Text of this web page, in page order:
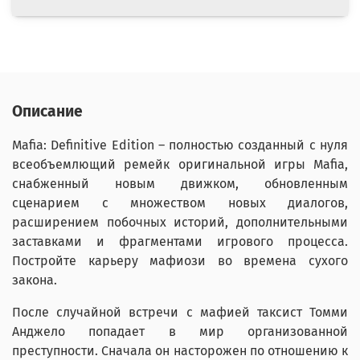
Описание
Mafia: Definitive Edition – полностью созданный с нуля
всеобъемлющий ремейк оригинальной игры Mafia,
снабженный новым движком, обновленным
сценарием с множеством новых диалогов,
расширением побочных историй, дополнительными
заставками и фрагментами игрового процесса.
Постройте карьеру мафиози во времена сухого
закона.
После случайной встречи с мафией таксист Томми
Анджело попадает в мир организованной
преступности. Сначала он насторожен по отношению к